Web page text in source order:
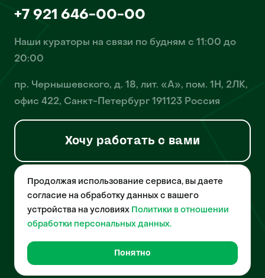
+7 921 646-00-00
Наши кураторы на связи по будням с 11:00 до
20:00
пр. Чернышевского, д. 18, лит. «А», пом. 1Н, 2ЛК,
офис 422, Санкт-Петербург 191123 Россия
Хочу работать с вами
© 2026 Pet-Yes. ООО «Биржа домашних животных «Пет-Ес»
осуществляет деятельность в области информационных
технологий, деятельность по разработке и эксплуатации
собственного программного обеспечения, деятельность
порталов в информационно-коммуникационной сети Интернет и
домашних животных», свидетельство о регистрации
№2021612018 от 10 февраля 2021 года.
Продолжая использование сервиса, вы даете
согласие на обработку данных с вашего
устройства на условиях Политики в отношении
обработки персональных данных.
Понятно